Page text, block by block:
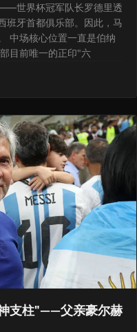
世界杯冠军队长罗德里透
班牙首都俱乐部。因此，马
中场核心位置一直是伯纳
目前唯一的正印"六
支柱"——父亲豪尔赫